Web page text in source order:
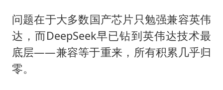
问题在于大多数国产芯片只勉强兼容英伟
达，而DeepSeek早已钻到英伟达技术最
底层——兼容等于重来，所有积累几乎归
零。